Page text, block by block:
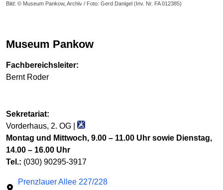
Bild: © Museum Pankow, Archiv / Foto: Gerd Danigel (Inv. Nr. FA 012385)
Museum Pankow
Fachbereichsleiter:
Bernt Roder
Sekretariat:
Vorderhaus, 2. OG |
Montag und Mittwoch, 9.00 – 11.00 Uhr sowie Dienstag,
14.00 – 16.00 Uhr
Tel.: (030) 90295-3917
Prenzlauer Allee 227/228